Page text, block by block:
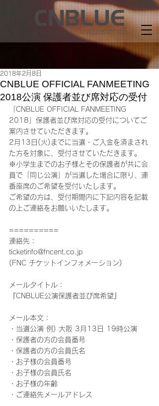
CNBLUE OFFICIAL FANMEETING
2018公演 保護者並び席対応の受付
2018年2月8日
「CNBLUE OFFICIAL FANMEETING
2018」保護者並び席対応の受付についてご
案内させていただきます。
2月13日(火)までに当選・ご入金を済まされ
た方を対象に、受付させていただきます。
※小学生までのお子様とその保護者が共に会
員で「同じ公演」が当選した場合に限り、連
番座席のご希望を受付いたします。
ご希望の方は、受付期間内に下記内容を記載
の上ご連絡をお願いいたします。
==========
連絡先：
ticketinfo@fncent.co.jp
(FNC チケットインフォメーション)
メールタイトル：
『CNBLUE公演保護者並び席希望』
メール本文：
・当選公演 例) 大阪 3月13日 19時公演
・保護者の方の会員番号
・保護者の方の会員氏名
・お子様の会員番号
・お子様の会員氏名
・お子様の年齢
・ご連絡先メールアドレス